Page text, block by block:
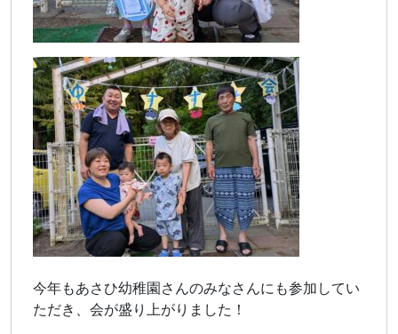
今年もあさひ幼稚園さんのみなさんにも参加してい
ただき、会が盛り上がりました！